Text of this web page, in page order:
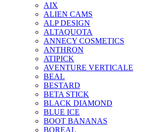
AIX
ALIEN CAMS
ALP DESIGN
ALTAQUOTA
ANNECY COSMETICS
ANTHRON
ATIPICK
AVENTURE VERTICALE
BEAL
BESTARD
BETA STICK
BLACK DIAMOND
BLUE ICE
BOOT BANANAS
BOREAL